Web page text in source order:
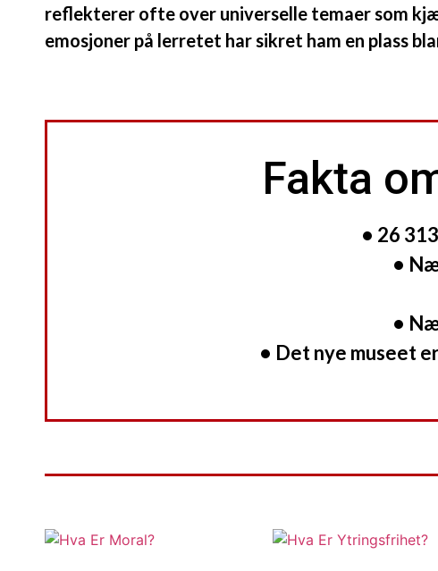
reflekterer ofte over universelle temaer som
emosjoner på lerretet har sikret ham en plass
Fakta
• 26
•
•
• Det nye museet